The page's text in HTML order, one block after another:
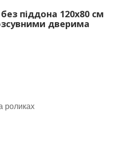
піддона 120х80 см
дверима
роликах